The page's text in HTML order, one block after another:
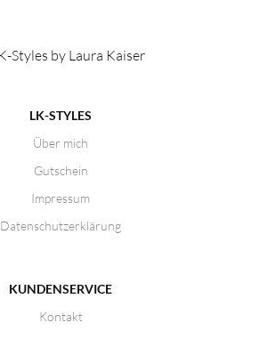
LK-STYLES
Über mich
Gutschein
Impressum
Datenschutzerklärung
KUNDENSERVICE
Kontakt